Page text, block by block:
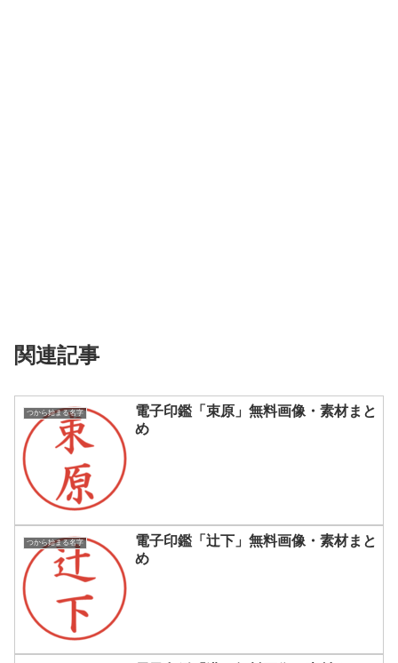
関連記事
つから始まる名字
電子印鑑「束原」無料画像・素材まと
め
つから始まる名字
電子印鑑「辻下」無料画像・素材まと
め